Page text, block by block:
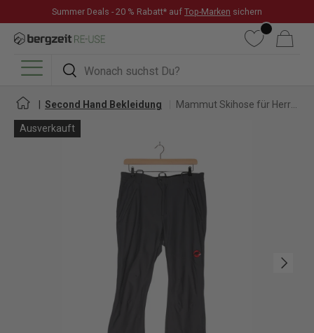
DIREKT ZUM INHALT
Summer Deals - 20 % Rabatt* auf Top-Marken sichern
Suchen
Suchen
WunschlisteWarenkorb
Menü
Second Hand Bekleidung
Ausverkauft
Nächste